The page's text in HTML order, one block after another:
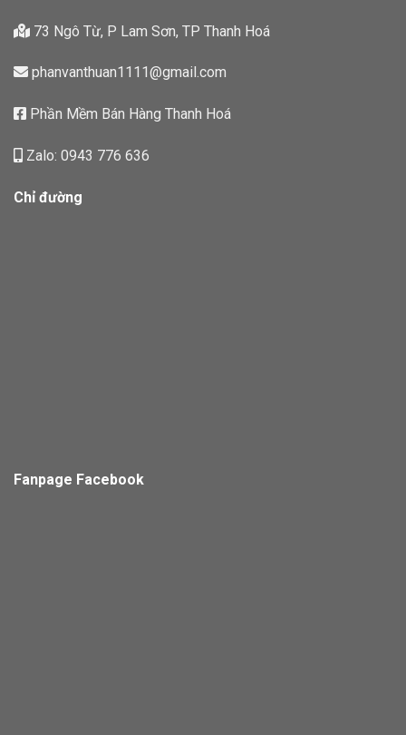
73 Ngô Từ, P Lam Sơn, TP Thanh Hoá
phanvanthuan1111@gmail.com
Phần Mềm Bán Hàng Thanh Hoá
Zalo: 0943 776 636
Chỉ đường
Fanpage Facebook